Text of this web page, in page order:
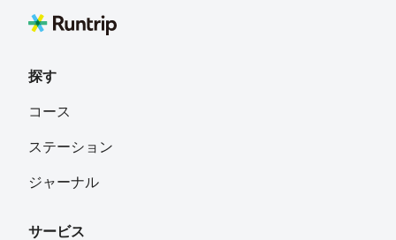
探す
コース
ステーション
ジャーナル
サービス